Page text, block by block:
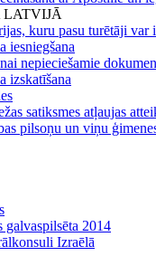
LATVIJĀ
kuru pasu turētāji var
iesniegšana
nepieciešamie
izskatīšana
satiksmes atļaujas
pilsoņu un viņu
galvaspilsēta 2014
Izraēlā